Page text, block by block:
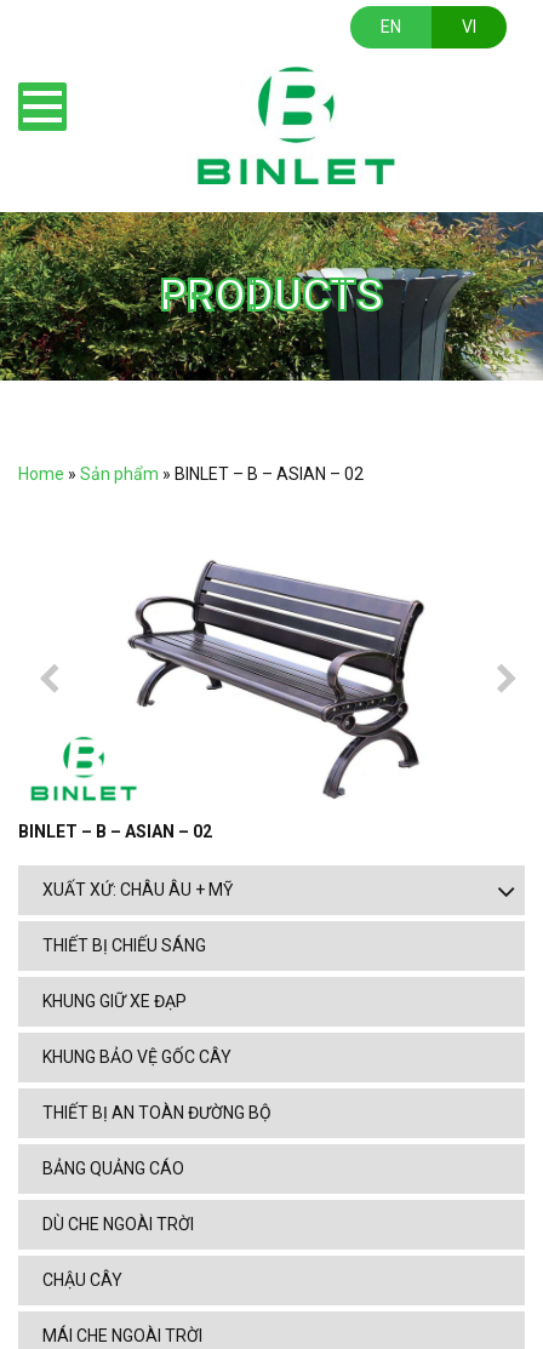
EN VI
PRODUCTS
Home » Sản phẩm » BINLET – B – ASIAN – 02
BINLET – B – ASIAN – 02
XUẤT XỨ: CHÂU ÂU + MỸ
THIẾT BỊ CHIẾU SÁNG
KHUNG GIỮ XE ĐẠP
KHUNG BẢO VỆ GỐC CÂY
THIẾT BỊ AN TOÀN ĐƯỜNG BỘ
BẢNG QUẢNG CÁO
DÙ CHE NGOÀI TRỜI
CHẬU CÂY
MÁI CHE NGOÀI TRỜI